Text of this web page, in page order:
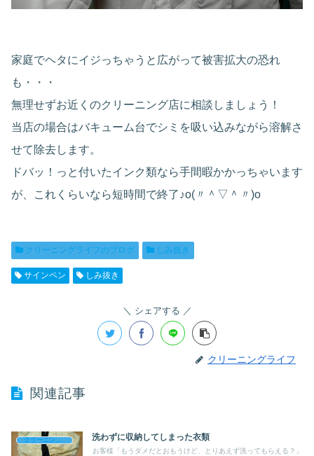
家庭でヘタにイジっちゃうと広がって被害拡大の恐れ
も・・・
無理せずお近くのクリーニング店に相談しましょう！
当店の場合はバキューム台でシミを吸い込みながら溶解さ
せて除去します。
ドバッ！っと付いたインク類なら手間暇かかっちゃいます
が、これくらいなら短時間で終了♪o(〃＾▽＾〃)o
クリーニングライフのブログ しみ抜き
サインペン しみ抜き
シェアする
クリーニングライフ
関連記事
洗わずに収納してしまった衣類
お客様「もうダメだとおもうけど、とりあえず洗ってもらえる？」